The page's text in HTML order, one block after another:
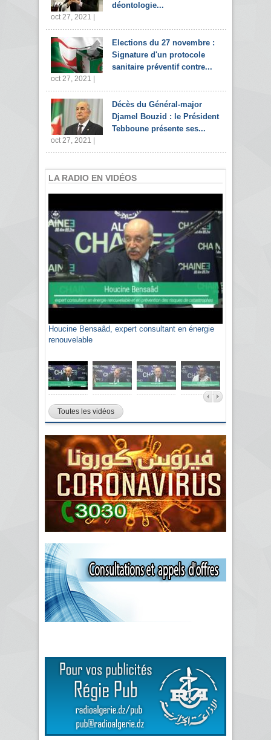
déontologie...
oct 27, 2021 |
Elections du 27 novembre :
Signature d'un protocole
sanitaire préventif contre...
oct 27, 2021 |
Décès du Général-major
Djamel Bouzid : le Président
Tebboune présente ses...
oct 27, 2021 |
LA RADIO EN VIDÉOS
Houcine Bensaâd, expert consultant en énergie
renouvelable
Toutes les vidéos